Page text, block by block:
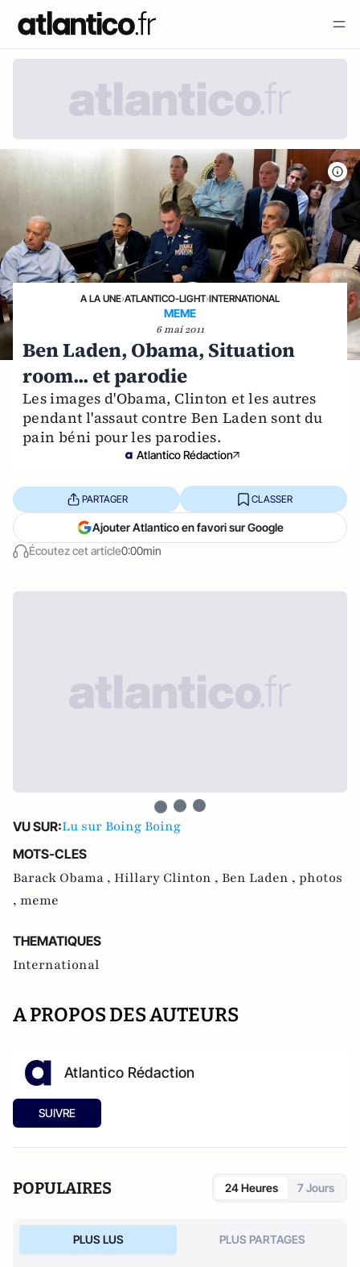
A LA UNE›ATLANTICO-LIGHT›INTERNATIONAL
MEME
6 mai 2011
Ben Laden, Obama, Situation
room... et parodie
Les images d'Obama, Clinton et les autres
pendant l'assaut contre Ben Laden sont du
pain béni pour les parodies.
Atlantico Rédaction
Écoutez cet article0:00min
PARTAGER CLASSER
Ajouter Atlantico en favori sur Google
VU SUR:Lu sur Boing Boing
MOTS-CLES
Barack Obama , Hillary Clinton , Ben Laden , photos
, meme
THEMATIQUES
International
A PROPOS DES AUTEURS
Atlantico Rédaction
SUIVRE
POPULAIRES 24 Heures 7 Jours
PLUS LUS PLUS PARTAGES